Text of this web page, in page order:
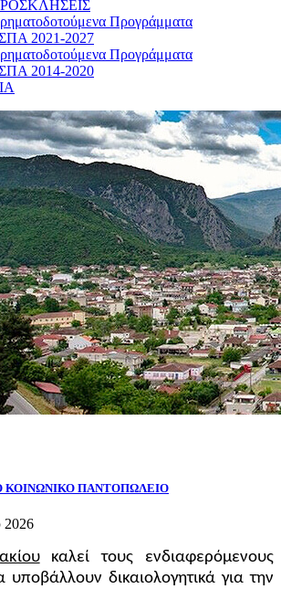
Προγράμματα
2021-2027
Προγράμματα
2014-2020
ΚΟΙΝΩΝΙΚΟ ΠΑΝΤΟΠΩΛΕΙΟ
2026
καλεί τους ενδιαφερόμενους
υποβάλλουν δικαιολογητικά για την